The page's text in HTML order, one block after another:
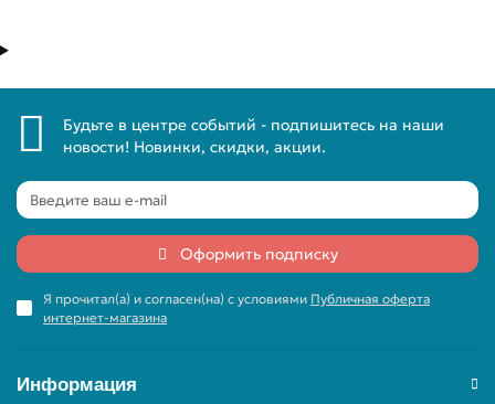
Будьте в центре событий - подпишитесь на наши
новости! Новинки, скидки, акции.
Оформить подписку
Я прочитал(а) и согласен(на) с условиями Публичная оферта
интернет-магазина
Информация